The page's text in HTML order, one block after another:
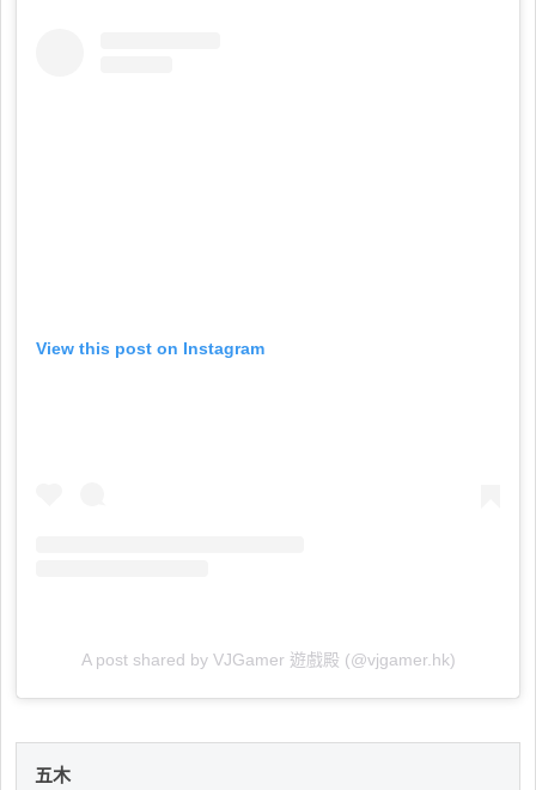
View this post on Instagram
A post shared by VJGamer 遊戲殿 (@vjgamer.hk)
五木